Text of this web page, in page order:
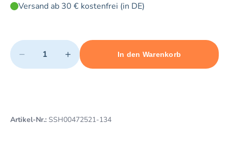
Versand ab 30 € kostenfrei (in DE)
Quantity
− +
Minimum quantity: 1 Maximum quantity: 3
In den Warenkorb
Add 1 item to cart
Artikel-Nr.: SSH00472521-134